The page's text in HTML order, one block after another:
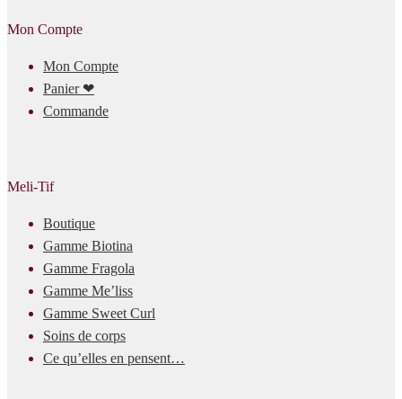
Mon Compte
Mon Compte
Panier ❤
Commande
Meli-Tif
Boutique
Gamme Biotina
Gamme Fragola
Gamme Me’liss
Gamme Sweet Curl
Soins de corps
Ce qu’elles en pensent…